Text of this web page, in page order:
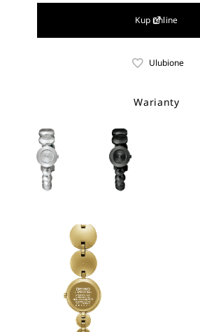
Kup online
Ulubione
Warianty